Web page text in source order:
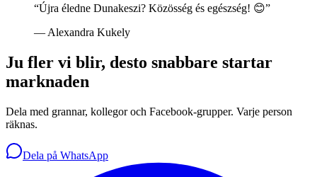
“Újra éledne Dunakeszi? Közösség és egészség! 😊”
— Alexandra Kukely
Ju fler vi blir, desto snabbare startar
marknaden
Dela med grannar, kollegor och Facebook-grupper. Varje person
räknas.
Dela på WhatsApp